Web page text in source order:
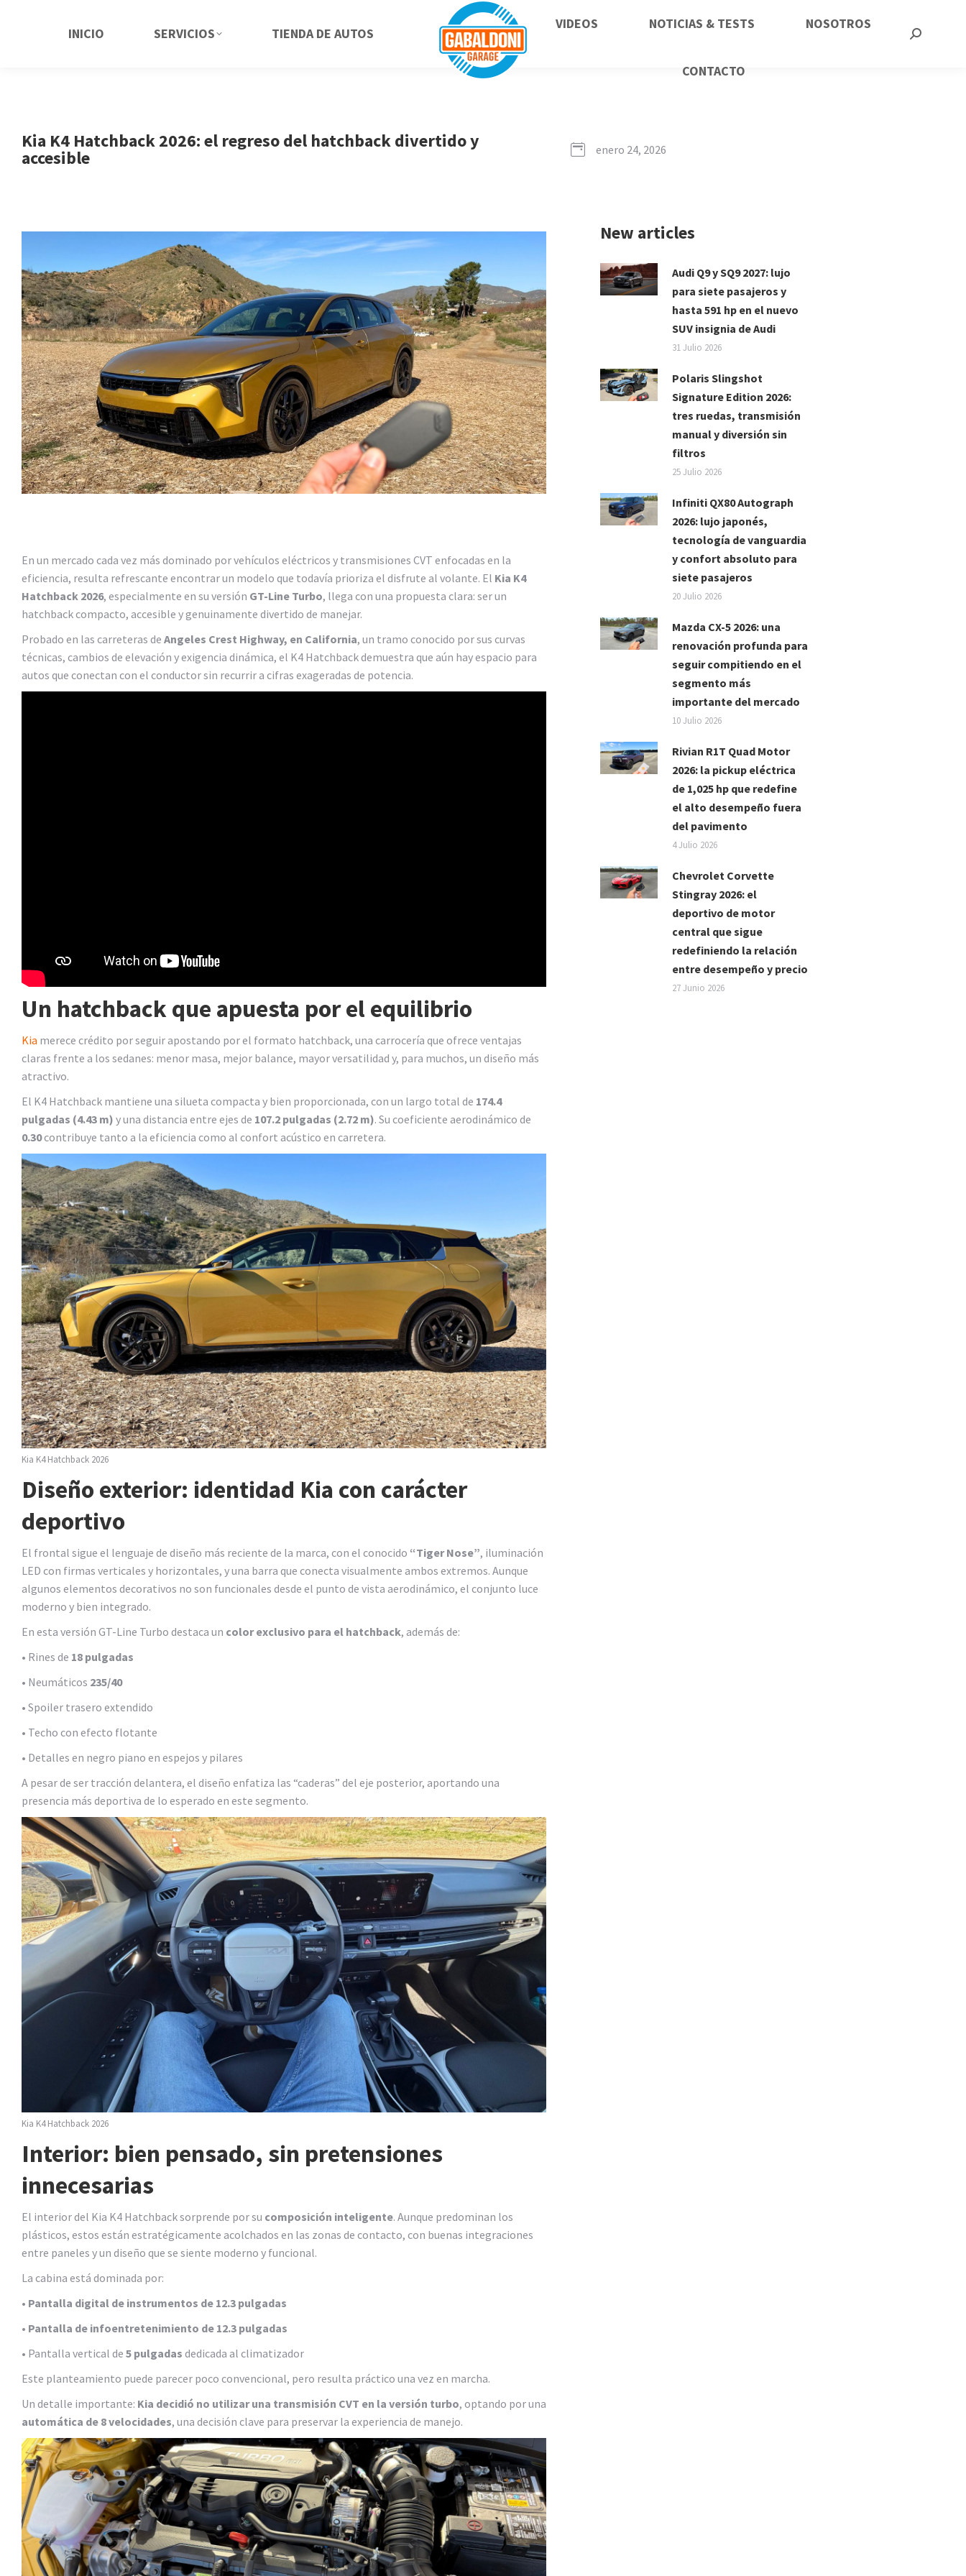
INICIO SERVICIOS TIENDA DE AUTOS
VIDEOS NOTICIAS & TESTS NOSOTROS
CONTACTO
Kia K4 Hatchback 2026: el regreso del hatchback divertido y
accesible enero 24, 2026
En un mercado cada vez más dominado por vehículos eléctricos y transmisiones CVT enfocadas en la
eficiencia, resulta refrescante encontrar un modelo que todavía prioriza el disfrute al volante. El Kia K4
Hatchback 2026, especialmente en su versión GT-Line Turbo, llega con una propuesta clara: ser un
hatchback compacto, accesible y genuinamente divertido de manejar.
Probado en las carreteras de Angeles Crest Highway, en California, un tramo conocido por sus curvas
técnicas, cambios de elevación y exigencia dinámica, el K4 Hatchback demuestra que aún hay espacio para
autos que conectan con el conductor sin recurrir a cifras exageradas de potencia.
Un hatchback que apuesta por el equilibrio
Kia merece crédito por seguir apostando por el formato hatchback, una carrocería que ofrece ventajas
claras frente a los sedanes: menor masa, mejor balance, mayor versatilidad y, para muchos, un diseño más
atractivo.
El K4 Hatchback mantiene una silueta compacta y bien proporcionada, con un largo total de 174.4
pulgadas (4.43 m) y una distancia entre ejes de 107.2 pulgadas (2.72 m). Su coeficiente aerodinámico de
0.30contribuye tanto a la eficiencia como al confort acústico en carretera.
Kia K4 Hatchback 2026
Diseño exterior: identidad Kia con carácter
deportivo
El frontal sigue el lenguaje de diseño más reciente de la marca, con el conocido “Tiger Nose”, iluminación
LED con firmas verticales y horizontales, y una barra que conecta visualmente ambos extremos. Aunque
algunos elementos decorativos no son funcionales desde el punto de vista aerodinámico, el conjunto luce
moderno y bien integrado.
En esta versión GT-Line Turbo destaca un color exclusivo para el hatchback, además de:
• Rines de 18 pulgadas
• Neumáticos 235/40
• Spoiler trasero extendido
• Techo con efecto flotante
• Detalles en negro piano en espejos y pilares
A pesar de ser tracción delantera, el diseño enfatiza las “caderas” del eje posterior, aportando una
presencia más deportiva de lo esperado en este segmento.
Kia K4 Hatchback 2026
Interior: bien pensado, sin pretensiones
innecesarias
El interior del Kia K4 Hatchback sorprende por su composición inteligente. Aunque predominan los
plásticos, estos están estratégicamente acolchados en las zonas de contacto, con buenas integraciones
entre paneles y un diseño que se siente moderno y funcional.
La cabina está dominada por:
• Pantalla digital de instrumentos de 12.3 pulgadas
• Pantalla de infoentretenimiento de 12.3 pulgadas
• Pantalla vertical de 5 pulgadas dedicada al climatizador
Este planteamiento puede parecer poco convencional, pero resulta práctico una vez en marcha.
Un detalle importante: Kia decidió no utilizar una transmisión CVT en la versión turbo, optando por una
automática de 8 velocidades, una decisión clave para preservar la experiencia de manejo.
New articles
Audi Q9 y SQ9 2027: lujo
para siete pasajeros y
hasta 591 hp en el nuevo
SUV insignia de Audi
31 Julio 2026
Polaris Slingshot
Signature Edition 2026:
tres ruedas, transmisión
manual y diversión sin
filtros
25 Julio 2026
Infiniti QX80 Autograph
2026: lujo japonés,
tecnología de vanguardia
y confort absoluto para
siete pasajeros
20 Julio 2026
Mazda CX-5 2026: una
renovación profunda para
seguir compitiendo en el
segmento más
importante del mercado
10 Julio 2026
Rivian R1T Quad Motor
2026: la pickup eléctrica
de 1,025 hp que redefine
el alto desempeño fuera
del pavimento
4 Julio 2026
Chevrolet Corvette
Stingray 2026: el
deportivo de motor
central que sigue
redefiniendo la relación
entre desempeño y precio
27 Junio 2026